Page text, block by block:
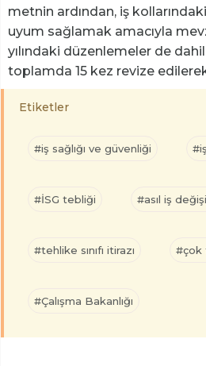
metnin ardından, iş
uyum sağlamak amacıyla
yılındaki düzenlemeler de
toplamda 15 kez revize
Etiketler
#iş sağlığı ve güvenliği
#İSG tebliği #asıl iş
#tehlike sınıfı itirazı #çok
#Çalışma Bakanlığı